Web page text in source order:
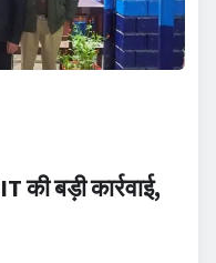
की बड़ी कार्रवाई,